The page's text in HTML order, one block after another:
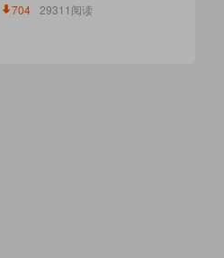
704 29311阅读